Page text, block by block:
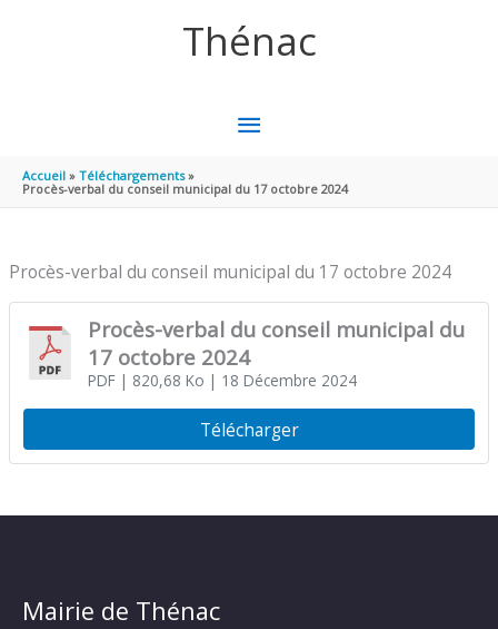
Thénac
MENU
PRINCIPAL
Accueil
Téléchargements
Procès-verbal du conseil municipal du 17 octobre 2024
Procès-verbal du conseil municipal du 17 octobre 2024
Procès-verbal du conseil municipal du
17 octobre 2024
PDF| 820,68 Ko | 18 Décembre 2024
Télécharger
Mairie de Thénac